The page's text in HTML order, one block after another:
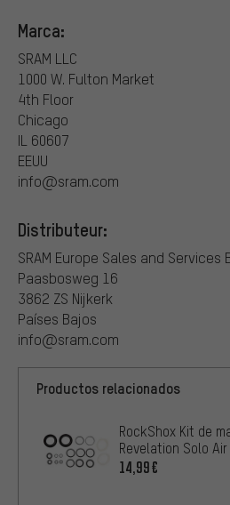
Marca:
SRAM LLC
1000 W. Fulton Market
4th Floor
Chicago
IL 60607
EEUU
info@sram.com
Distributeur:
SRAM Europe Sales and Services
Paasbosweg 16
3862 ZS Nijkerk
Países Bajos
info@sram.com
Productos relacionados
RockShox Kit de
Revelation Solo
14,99€